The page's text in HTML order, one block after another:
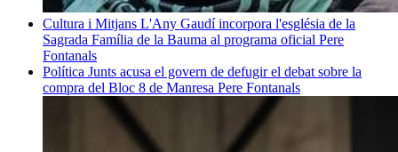
Cultura i Mitjans L'Any Gaudí incorpora l'església de la
Sagrada Família de la Bauma al programa oficial Pere
Fontanals
Política Junts acusa el govern de defugir el debat sobre la
compra del Bloc 8 de Manresa Pere Fontanals